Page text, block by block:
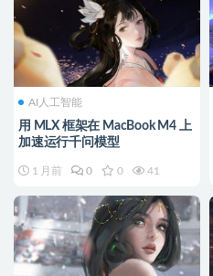
AI人工智能
用 MLX 框架在 MacBook M4 上
加速运行千问模型
1 月前 0 0 41